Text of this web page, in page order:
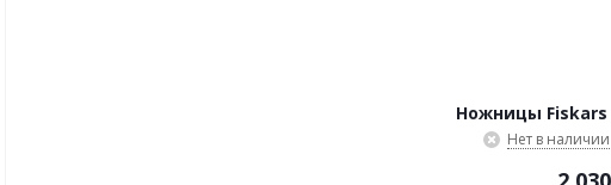
Ножницы Fiskars
Нет в наличии